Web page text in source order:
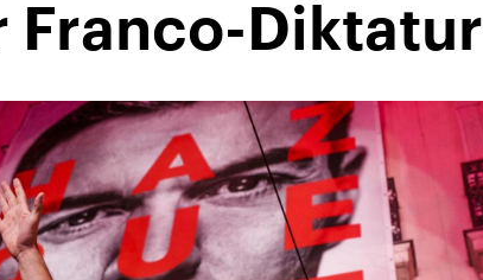
Franco-Diktatur